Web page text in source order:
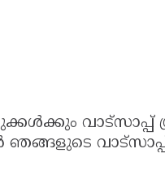
വാട്സാപ്പ്
ഞങ്ങളുടെ